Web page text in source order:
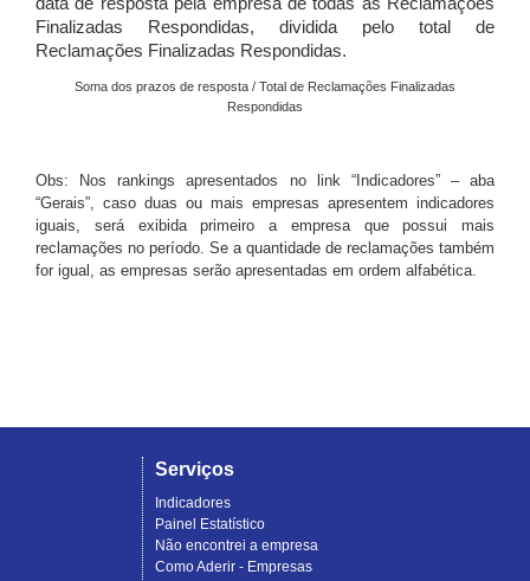
Finalizadas Respondidas, dividida pelo total de
Reclamações Finalizadas Respondidas.
Soma dos prazos de resposta / Total de Reclamações Finalizadas
Respondidas
Obs: Nos rankings apresentados no link “Indicadores” – aba
“Gerais”, caso duas ou mais empresas apresentem indicadores
iguais, será exibida primeiro a empresa que possui mais
reclamações no período. Se a quantidade de reclamações também
for igual, as empresas serão apresentadas em ordem alfabética.
Serviços
Indicadores
Painel Estatístico
Não encontrei a empresa
Como Aderir - Empresas